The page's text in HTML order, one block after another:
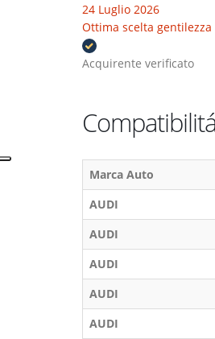
24 Luglio 2026
Ottima scelta gentilezza
Acquirente verificato
Marca Auto
AUDI
AUDI
AUDI
AUDI
AUDI